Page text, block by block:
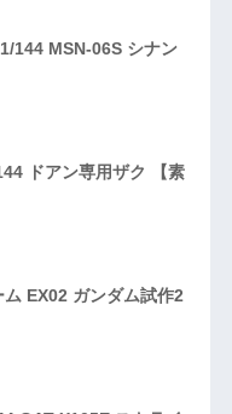
144 MSN-06S シナン
ドアン専用ザク 【素
ム EX02 ガンダム試作2